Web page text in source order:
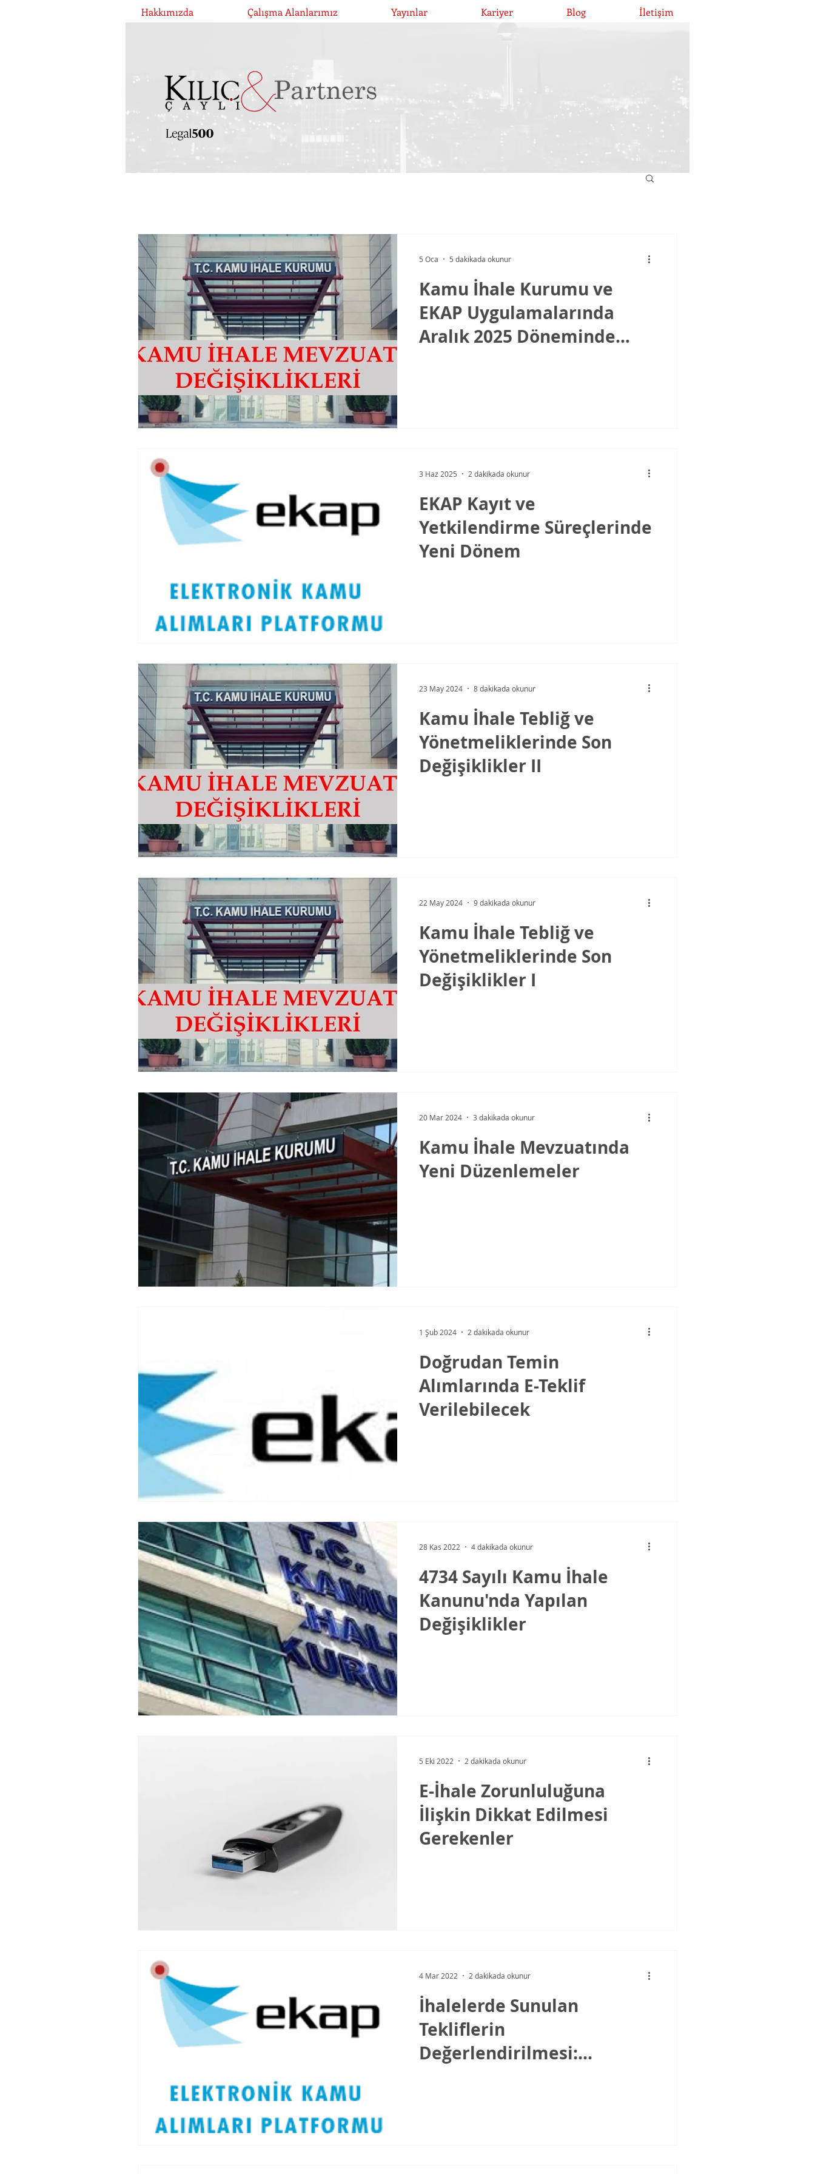
Hakkımızda Çalışma Alanlarımız Yayınlar Kariyer Blog İletişim
Kamu İhale Kurumu ve
EKAP Uygulamalarında
Aralık 2025 Döneminde
5 Oca 5 dakikada okunur
EKAP Kayıt ve
Yetkilendirme Süreçlerinde
Yeni Dönem
3 Haz 2025 2 dakikada okunur
Kamu İhale Tebliğ ve
Yönetmeliklerinde Son
Değişiklikler II
23 May 2024 8 dakikada okunur
Kamu İhale Tebliğ ve
Yönetmeliklerinde Son
Değişiklikler I
22 May 2024 9 dakikada okunur
Kamu İhale Mevzuatında
Yeni Düzenlemeler
20 Mar 2024 3 dakikada okunur
Doğrudan Temin
Alımlarında E-Teklif
Verilebilecek
1 Şub 2024 2 dakikada okunur
4734 Sayılı Kamu İhale
Kanunu'nda Yapılan
Değişiklikler
28 Kas 2022 4 dakikada okunur
E-İhale Zorunluluğuna
İlişkin Dikkat Edilmesi
Gerekenler
5 Eki 2022 2 dakikada okunur
İhalelerde Sunulan
Tekliflerin
Değerlendirilmesi:
4 Mar 2022 2 dakikada okunur